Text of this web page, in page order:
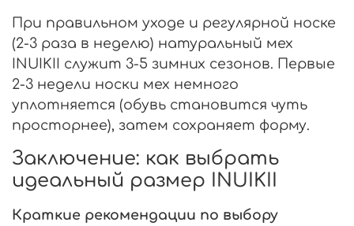
При правильном уходе и регулярной носке
(2-3 раза в неделю) натуральный мех
INUIKII служит 3-5 зимних сезонов. Первые
2-3 недели носки мех немного
уплотняется (обувь становится чуть
просторнее), затем сохраняет форму.
Заключение: как выбрать
идеальный размер INUIKII
Краткие рекомендации по выбору